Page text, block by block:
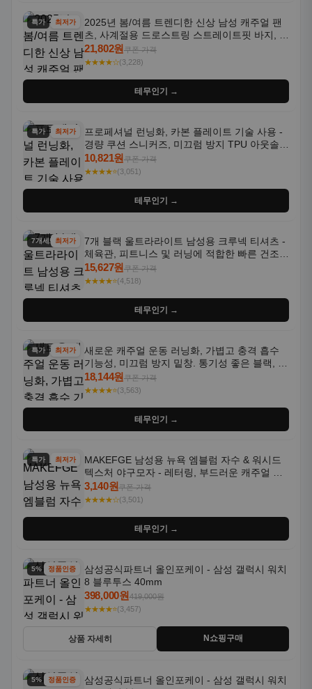
특가 최저가
2025년 봄/여름 트렌디한 신상 남성 캐주얼 팬
츠, 사계절용 드로스트링 스트레이트핏 바지, 한
국 스타일, 활용도 높은 아웃도어 및 정장용, 발
목 바지
21,802원쿠폰 가격
★★★★☆(3,228)
테무인기 →
특가 최저가
프로페셔널 런닝화, 카본 플레이트 기술 사용 -
경량 쿠션 스니커즈, 미끄럼 방지 TPU 아웃솔,
통기성 화이트-퍼플 그라데이션, 헬스, 트레이
닝 - 남성용, 여성용, 모든 계절에 적합
10,821원쿠폰 가격
★★★★⭐(3,051)
테무인기 →
7개세트최저가
7개 블랙 울트라라이트 남성용 크루넥 티셔츠 -
체육관, 피트니스 및 러닝에 적합한 빠른 건조,
통기성 좋은 수분 흡수 반팔 운동복
15,627원쿠폰 가격
★★★★⭐(4,518)
테무인기 →
특가 최저가
새로운 캐주얼 운동 러닝화, 가볍고 충격 흡수
기능성, 미끄럼 방지 밑창. 통기성 좋은 블랙, 화
이트, 퍼플 그라데이션 색상
18,144원쿠폰 가격
★★★★⭐(3,563)
테무인기 →
특가 최저가
MAKEFGE 남성용 뉴욕 엠블럼 자수 & 워시드
텍스처 야구모자 - 레터링, 부드러운 캐주얼 모
자, NYC 스타일
3,140원쿠폰 가격
★★★★☆(3,501)
테무인기 →
5% 할인정품인증
삼성공식파트너 올인포케이 - 삼성 갤럭시 워치
8 블루투스 40mm
398,000원419,000원
★★★★⭐(3,457)
상품 자세히 N쇼핑구매
5% 할인정품인증
삼성공식파트너 올인포케이 - 삼성 갤럭시 워치